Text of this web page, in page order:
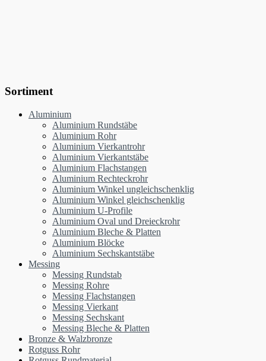
Sortiment
Aluminium
Aluminium Rundstäbe
Aluminium Rohr
Aluminium Vierkantrohr
Aluminium Vierkantstäbe
Aluminium Flachstangen
Aluminium Rechteckrohr
Aluminium Winkel ungleichschenklig
Aluminium Winkel gleichschenklig
Aluminium U-Profile
Aluminium Oval und Dreieckrohr
Aluminium Bleche & Platten
Aluminium Blöcke
Aluminium Sechskantstäbe
Messing
Messing Rundstab
Messing Rohre
Messing Flachstangen
Messing Vierkant
Messing Sechskant
Messing Bleche & Platten
Bronze & Walzbronze
Rotguss Rohr